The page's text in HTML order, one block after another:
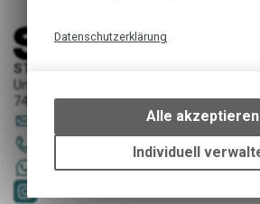
STORY Sportwerkstatt - Thusis
Unterer Rosenbühl 7
7430 Thusis
story-thusis.ch
+41 79 4679536
Datenschutzerklärung
bestimmte
Einstellungen auf
um die
Funktionen
Alle akzeptieren
Individuell